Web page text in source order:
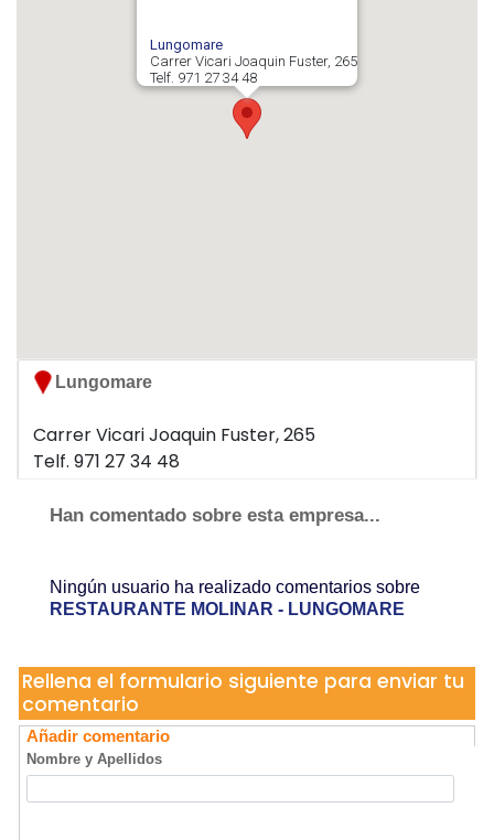
Lungomare
Carrer Vicari Joaquin Fuster, 265
Telf. 971 27 34 48
Lungomare
Carrer Vicari Joaquin Fuster, 265
Telf. 971 27 34 48
Han comentado sobre esta empresa...
Ningún usuario ha realizado comentarios sobre
RESTAURANTE MOLINAR - LUNGOMARE